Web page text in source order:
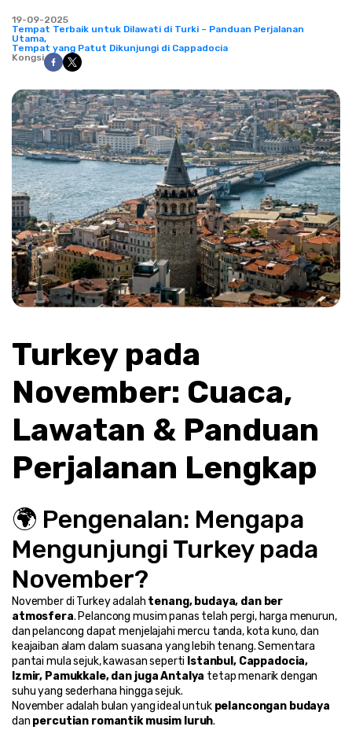
19-09-2025
Tempat Terbaik untuk Dilawati di Turki – Panduan Perjalanan
Utama,
Tempat yang Patut Dikunjungi di Cappadocia
Kongsi
Turkey pada
November: Cuaca,
Lawatan & Panduan
Perjalanan Lengkap
🌍 Pengenalan: Mengapa
Mengunjungi Turkey pada
November?
November di Turkey adalah tenang, budaya, dan ber
atmosfera. Pelancong musim panas telah pergi, harga menurun,
dan pelancong dapat menjelajahi mercu tanda, kota kuno, dan
keajaiban alam dalam suasana yang lebih tenang. Sementara
pantai mula sejuk, kawasan seperti Istanbul, Cappadocia,
Izmir, Pamukkale, dan juga Antalya tetap menarik dengan
suhu yang sederhana hingga sejuk.
November adalah bulan yang ideal untuk pelancongan budaya
dan percutian romantik musim luruh.